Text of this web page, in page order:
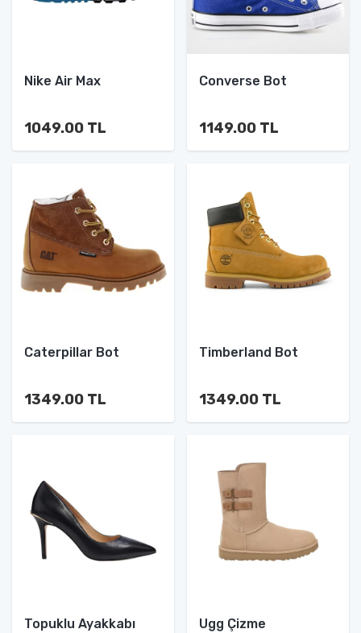
Nike Air Max
1049.00 TL
Converse Bot
1149.00 TL
Caterpillar Bot
1349.00 TL
Timberland Bot
1349.00 TL
Topuklu Ayakkabı Ugg Çizme